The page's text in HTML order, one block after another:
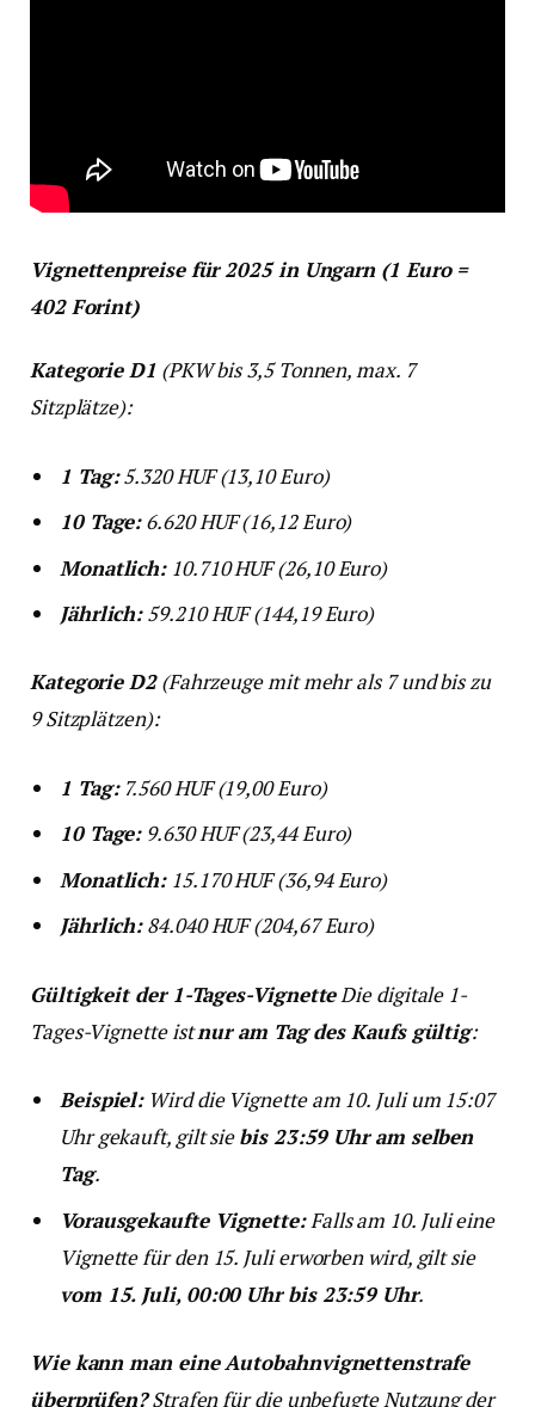
Vignettenpreise für 2025 in Ungarn (1 Euro =
402 Forint)
Kategorie D1 (PKW bis 3,5 Tonnen, max. 7
Sitzplätze):
1 Tag:5.320 HUF (13,10 Euro)
10 Tage:6.620 HUF (16,12 Euro)
Monatlich:10.710 HUF (26,10 Euro)
Jährlich:59.210 HUF (144,19 Euro)
Kategorie D2(Fahrzeuge mit mehr als 7 und bis zu
9 Sitzplätzen):
1 Tag:7.560 HUF (19,00 Euro)
10 Tage:9.630 HUF (23,44 Euro)
Monatlich:15.170 HUF (36,94 Euro)
Jährlich:84.040 HUF (204,67 Euro)
Gültigkeit der 1-Tages-VignetteDie digitale 1-
Tages-Vignette istnur am Tag des Kaufs gültig:
Beispiel:Wird die Vignette am 10. Juli um 15:07
Uhr gekauft, gilt siebis 23:59 Uhr am selben
Tag.
Vorausgekaufte Vignette:Falls am 10. Juli eine
Vignette für den 15. Juli erworben wird, gilt sie
vom 15. Juli, 00:00 Uhr bis 23:59 Uhr.
Wie kann man eine Autobahnvignettenstrafe
überprüfen?Strafen für die unbefugte Nutzung der